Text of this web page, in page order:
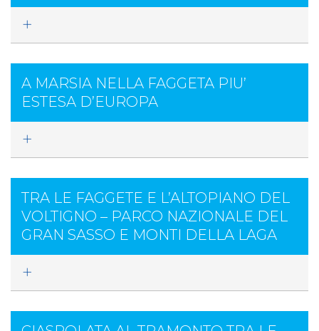
A MARSIA NELLA FAGGETA PIU’
ESTESA D’EUROPA
TRA LE FAGGETE E L’ALTOPIANO DEL
VOLTIGNO – PARCO NAZIONALE DEL
GRAN SASSO E MONTI DELLA LAGA